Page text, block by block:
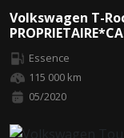
Volkswagen T-
Essence
115 000 km
05/2020